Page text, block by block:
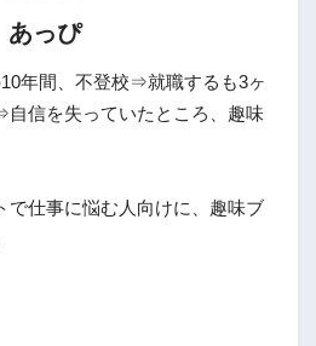
あっぴ
年間、不登校⇒就職するも3ヶ
信を失っていたところ、趣味
で仕事に悩む人向けに、趣味ブ